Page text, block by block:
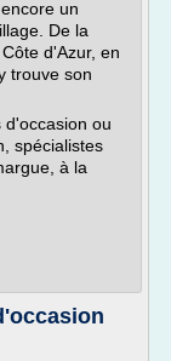
un
De la
d'Azur, en
trouve son
d'occasion ou
spécialistes
à la